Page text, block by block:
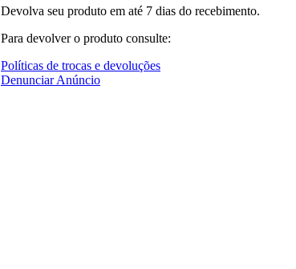
Devolva seu produto em até 7 dias do recebimento.
Para devolver o produto consulte:
Políticas de trocas e devoluções
Denunciar Anúncio